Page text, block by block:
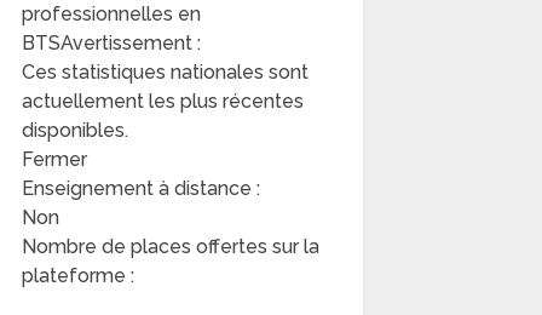
professionnelles en
BTSAvertissement :
Ces statistiques nationales sont
actuellement les plus récentes
disponibles.
Fermer
Enseignement à distance :
Non
Nombre de places offertes sur la
plateforme :